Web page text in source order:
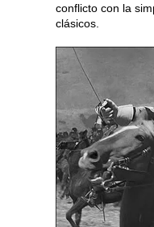
conflicto con la
clásicos.